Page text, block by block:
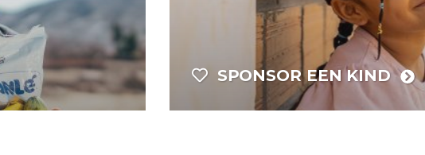
SPONSOR EEN KIND